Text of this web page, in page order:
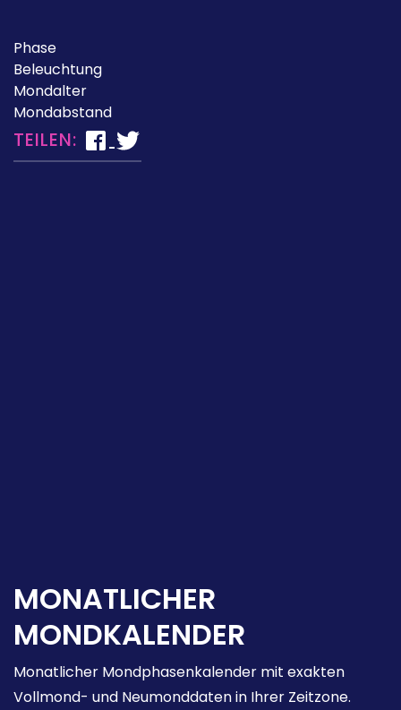
Phase
Beleuchtung
Mondalter
Mondabstand
TEILEN:
MONATLICHER
MONDKALENDER
Monatlicher Mondphasenkalender mit exakten
Vollmond- und Neumonddaten in Ihrer Zeitzone.